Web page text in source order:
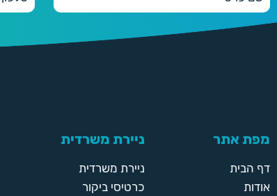
מפת אתר
דף הבית
אודות
ניירת משרדית
ניירת משרדית
כרטיסי ביקור